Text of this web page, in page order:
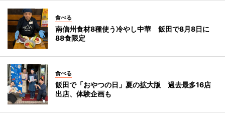
食べる
南信州食材8種使う冷やし中華 飯田で8月8日に
88食限定
食べる
飯田で「おやつの日」夏の拡大版 過去最多16店
出店、体験企画も